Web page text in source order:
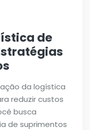
de
da logística
reduzir custos
busca
de suprimentos